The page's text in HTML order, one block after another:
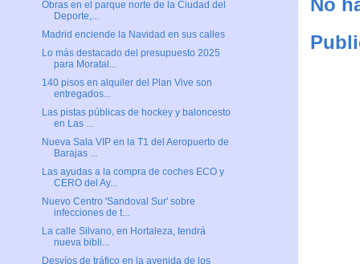
Obras en el parque norte de la Ciudad del
Deporte,...
Madrid enciende la Navidad en sus calles
Lo más destacado del presupuesto 2025
para Moratal...
140 pisos en alquiler del Plan Vive son
entregados...
Las pistas públicas de hockey y baloncesto
en Las ...
Nueva Sala VIP en la T1 del Aeropuerto de
Barajas ...
Las ayudas a la compra de coches ECO y
CERO del Ay...
Nuevo Centro 'Sandoval Sur' sobre
infecciones de t...
La calle Silvano, en Hortaleza, tendrá
nueva bibli...
Desvíos de tráfico en la avenida de los